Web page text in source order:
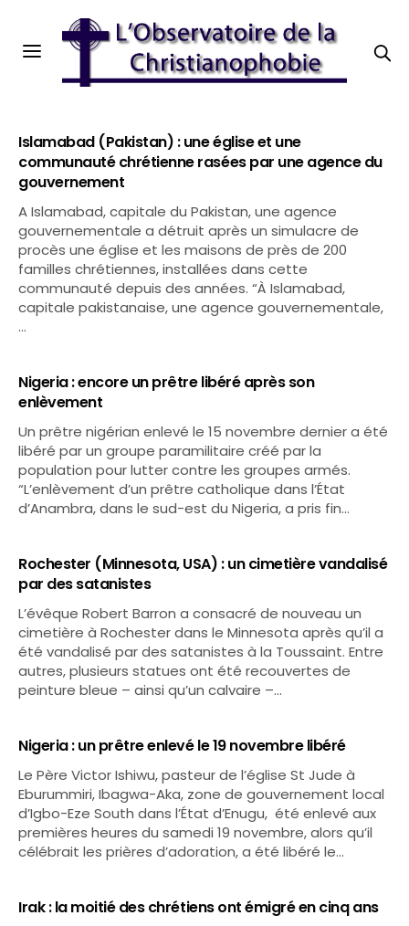
Islamabad (Pakistan) : une église et une
communauté chrétienne rasées par une agence du
gouvernement
A Islamabad, capitale du Pakistan, une agence
gouvernementale a détruit après un simulacre de
procès une église et les maisons de près de 200
familles chrétiennes, installées dans cette
communauté depuis des années. “À Islamabad,
capitale pakistanaise, une agence gouvernementale,
…
Nigeria : encore un prêtre libéré après son
enlèvement
Un prêtre nigérian enlevé le 15 novembre dernier a été
libéré par un groupe paramilitaire créé par la
population pour lutter contre les groupes armés.
“L’enlèvement d’un prêtre catholique dans l’État
d’Anambra, dans le sud-est du Nigeria, a pris fin…
Rochester (Minnesota, USA) : un cimetière vandalisé
par des satanistes
L’évêque Robert Barron a consacré de nouveau un
cimetière à Rochester dans le Minnesota après qu’il a
été vandalisé par des satanistes à la Toussaint. Entre
autres, plusieurs statues ont été recouvertes de
peinture bleue – ainsi qu’un calvaire –…
Nigeria : un prêtre enlevé le 19 novembre libéré
Le Père Victor Ishiwu, pasteur de l’église St Jude à
Eburummiri, Ibagwa-Aka, zone de gouvernement local
d’Igbo-Eze South dans l’État d’Enugu, été enlevé aux
premières heures du samedi 19 novembre, alors qu’il
célébrait les prières d’adoration, a été libéré le…
Irak : la moitié des chrétiens ont émigré en cinq ans